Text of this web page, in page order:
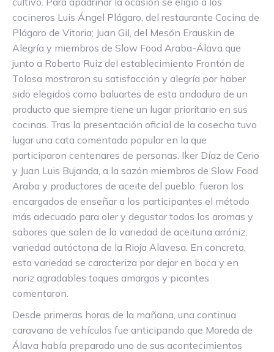
cocineros Luis Ángel Plágaro, del restaurante Cocina de
Plágaro de Vitoria; Juan Gil, del Mesón Erauskin de
Alegría y miembros de Slow Food Araba-Álava que
junto a Roberto Ruiz del establecimiento Frontón de
Tolosa mostraron su satisfacción y alegría por haber
sido elegidos como baluartes de esta andadura de un
producto que siempre tiene un lugar prioritario en sus
cocinas. Tras la presentación oficial de la cosecha tuvo
lugar una cata comentada popular en la que
participaron centenares de personas. Iker Díaz de Cerio
y Juan Luis Bujanda, a la sazón miembros de Slow Food
Araba y productores de aceite del pueblo, fueron los
encargados de enseñar a los participantes el método
más adecuado para oler y degustar todos los aromas y
sabores que salen de la variedad de aceituna arróniz,
variedad autóctona de la Rioja Alavesa. En concreto,
esta variedad se caracteriza por dejar en boca y en
nariz agradables toques amargos y picantes
comentaron.
Desde primeras horas de la mañana, una continua
caravana de vehículos fue anticipando que Moreda de
Álava había preparado uno de sus acontecimientos